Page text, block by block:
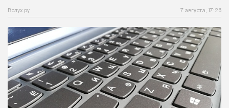
Вслух.ру 7 августа, 17:26